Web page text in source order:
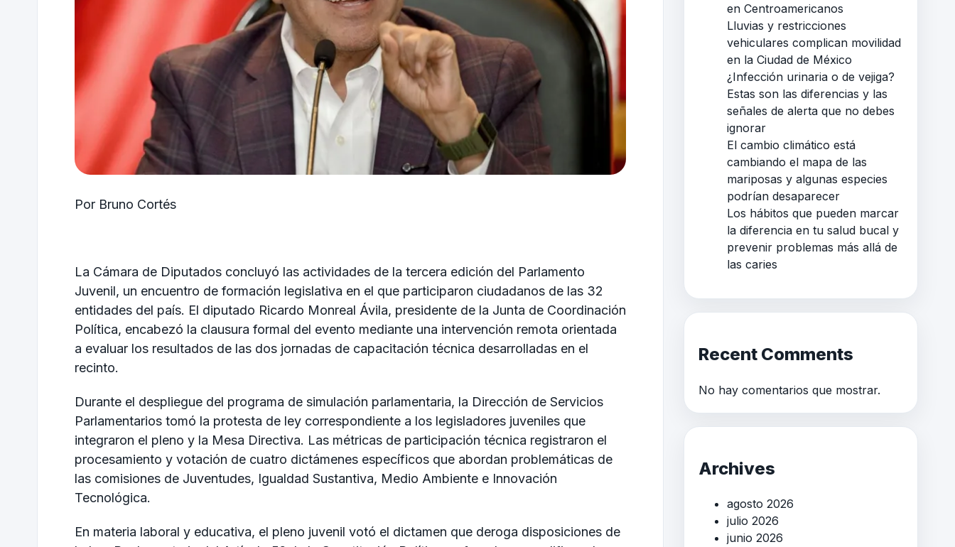
Por Bruno Cortés
La Cámara de Diputados concluyó las actividades de la tercera edición del Parlamento
Juvenil, un encuentro de formación legislativa en el que participaron ciudadanos de las 32
entidades del país. El diputado Ricardo Monreal Ávila, presidente de la Junta de Coordinación
Política, encabezó la clausura formal del evento mediante una intervención remota orientada
a evaluar los resultados de las dos jornadas de capacitación técnica desarrolladas en el
recinto.
Durante el despliegue del programa de simulación parlamentaria, la Dirección de Servicios
Parlamentarios tomó la protesta de ley correspondiente a los legisladores juveniles que
integraron el pleno y la Mesa Directiva. Las métricas de participación técnica registraron el
procesamiento y votación de cuatro dictámenes específicos que abordan problemáticas de
las comisiones de Juventudes, Igualdad Sustantiva, Medio Ambiente e Innovación
Tecnológica.
En materia laboral y educativa, el pleno juvenil votó el dictamen que deroga disposiciones de
en Centroamericanos
Lluvias y restricciones
vehiculares complican movilidad
en la Ciudad de México
¿Infección urinaria o de vejiga?
Estas son las diferencias y las
señales de alerta que no debes
ignorar
El cambio climático está
cambiando el mapa de las
mariposas y algunas especies
podrían desaparecer
Los hábitos que pueden marcar
la diferencia en tu salud bucal y
prevenir problemas más allá de
las caries
Recent Comments
No hay comentarios que mostrar.
Archives
agosto 2026
julio 2026
junio 2026